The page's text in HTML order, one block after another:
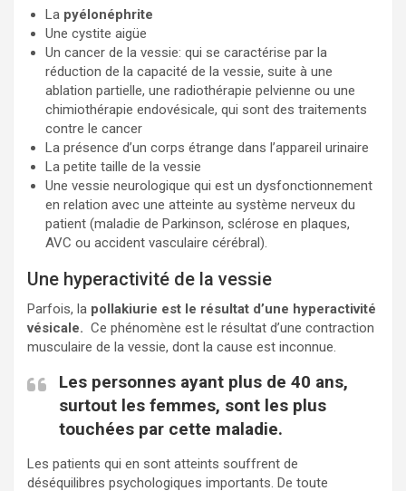
La pyélonéphrite
Une cystite aigüe
Un cancer de la vessie: qui se caractérise par la
réduction de la capacité de la vessie, suite à une
ablation partielle, une radiothérapie pelvienne ou une
chimiothérapie endovésicale, qui sont des traitements
contre le cancer
La présence d’un corps étrange dans l’appareil urinaire
La petite taille de la vessie
Une vessie neurologique qui est un dysfonctionnement
en relation avec une atteinte au système nerveux du
patient (maladie de Parkinson, sclérose en plaques,
AVC ou accident vasculaire cérébral).
Une hyperactivité de la vessie
Parfois, la pollakiurie est le résultat d’une hyperactivité
vésicale. Ce phénomène est le résultat d’une contraction
musculaire de la vessie, dont la cause est inconnue.
Les personnes ayant plus de 40 ans,
surtout les femmes, sont les plus
touchées par cette maladie.
Les patients qui en sont atteints souffrent de
déséquilibres psychologiques importants. De toute